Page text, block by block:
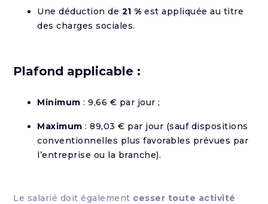
Une déduction de 21 % est appliquée au titre
des charges sociales.
Plafond applicable :
Minimum : 9,66 € par jour ;
Maximum : 89,03 € par jour (sauf dispositions
conventionnelles plus favorables prévues par
l’entreprise ou la branche).
Le salarié doit également cesser toute activité